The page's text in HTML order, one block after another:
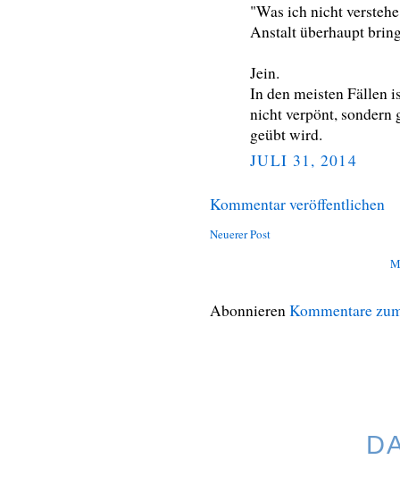
"Was ich nicht
Anstalt überhaupt
Jein.
In den meisten Fällen
nicht verpönt,
geübt wird.
JULI 31, 2014
Kommentar veröffentlichen
Neuerer Post
AbonnierenKommentare